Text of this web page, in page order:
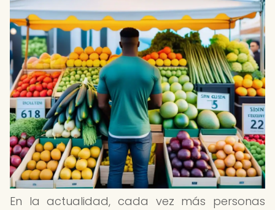
En la actualidad, cada vez más personas